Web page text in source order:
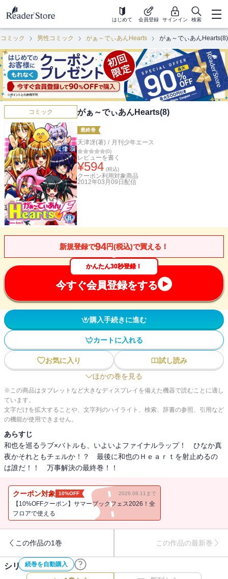
はじめて 会員登録 サインイン 検索
コミック 男性コミック がぁ～でぃあんHearts がぁ～でぃあんHearts(8)
コミック がぁ～でぃあんHearts(8)
最終巻
天津冴(著) / 月刊少年エース
(0)
レビューを書く
¥594 (税込)
クーポン利用対象商品
2012年03月09日 配信
新規登録で94円(税込)で買える！
かんたん30秒登録！
今すぐ会員登録をする
購入手続きに進む
カートに入れる
お気に入り
試し読み
ほかの巻を見る
※この商品はタブレットなど大きなディスプレイを備えた機器で読むことに適し
ています。
文字だけを拡大することや、文字列のハイライト、検索、辞書の参照、引用など
の機能が使用できません。
あらすじ
和也を巡るラブ×バトルも、いよいよファイナルラップ！ ひなか真
夜かそれともチェルか！？ 最後に和也のＨｅａｒｔを射止めるの
は誰だ！！ 万事解決の最終巻！！
クーポン対象 10%OFF 2026.08.11まで
【10%OFFクーポン】サマーブックフェス2026！全
フロアで使える
この作品の1巻 この作品の最新巻
続巻を自動購入
シリーズ作品(8件)